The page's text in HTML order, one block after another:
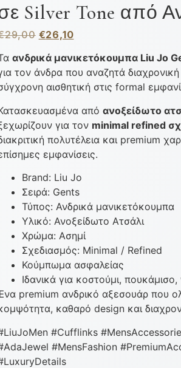
Silver Tone από
29,00 €26,10
ανδρικά μανικετόκουμπα Liu Jo
τον άνδρα που αναζητά
αισθητική στις formal
από ανοξείδωτο
για τον minimal refined
πολυτέλεια και premium
εμφανίσεις.
Brand: Liu Jo
Σειρά: Gents
Τύπος: Ανδρικά μανικετόκουμπα
Υλικό: Ανοξείδωτο Ατσάλι
Χρώμα: Ασημί
Σχεδιασμός: Minimal / Refined
Κούμπωμα ασφαλείας
Ιδανικά για κοστούμι,
premium ανδρικό αξεσουάρ που
καθαρό design και
#Cufflinks
#MensFashion